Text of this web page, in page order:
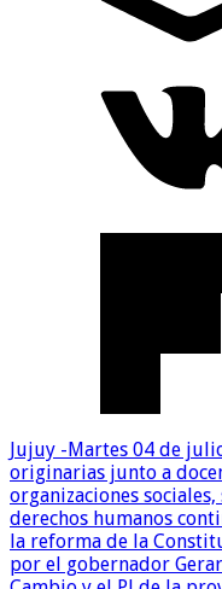
Jujuy -Martes 04 de
originarias junto a
organizaciones
derechos humanos
la reforma de la
por el gobernador